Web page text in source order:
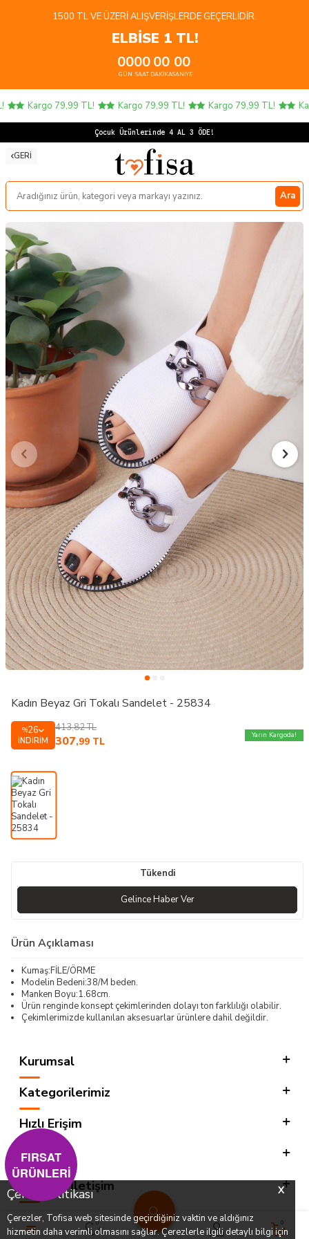
X
Çerez Politikası
Çerezler, Tofisa web sitesinde geçirdiğiniz vaktin ve aldığınız
hizmetin daha verimli olmasını sağlar. Çerezlerle ilgili detaylı bilgi için
1500 TL VE ÜZERI ALIŞVERIŞLERDE GEÇERLIDIR.
ELBİSE 1 TL!
00
GÜN
00
SAAT
00
DAKIKA
00
SANIYE
Kargo 79,99 TL! Kargo 79,99 TL! Kargo 79,99 TL!
Çoc
GERI
Ara
0 0
Kadın Beyaz Gri Tokalı Sandelet - 25834
%26
İNDIRIM
413,82TL
307,99 TL
Yarın Kargoda!
Tükendi
Gelince Haber Ver
Ürün Açıklaması
Kumaş:FİLE/ÖRME
Modelin Bedeni:38/M beden.
Manken Boyu:1.68cm.
Ürün renginde konsept çekimlerinden dolayı ton farklılığı olabilir.
Çekimlerimizde kullanılan aksesuarlar ürünlere dahil değildir.
Kurumsal
Kategorilerimiz
Hızlı Erişim
Sosyal
Adres & İletişim
FIRSAT
ÜRÜNLERİ